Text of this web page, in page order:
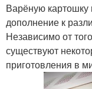
Варёную картошку
дополнение к
Независимо от
существуют
приготовления в